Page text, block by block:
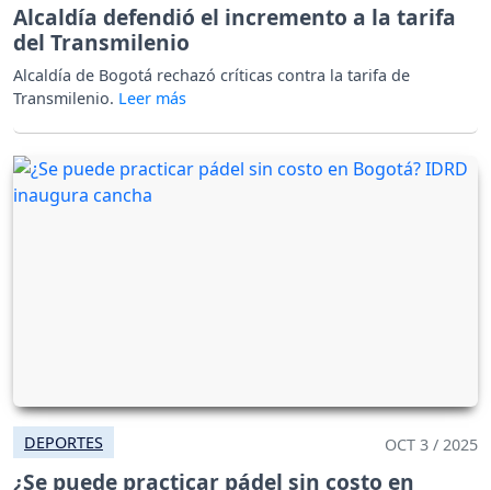
Alcaldía defendió el incremento a la tarifa
del Transmilenio
Alcaldía de Bogotá rechazó críticas contra la tarifa de
Transmilenio.
DEPORTES OCT 3 / 2025
¿Se puede practicar pádel sin costo en